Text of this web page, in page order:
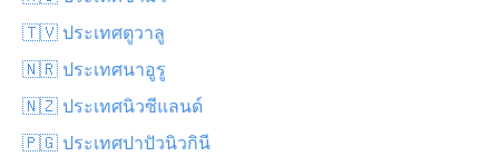
🇹🇻 ประเทศตูวาลู
🇳🇷 ประเทศนาอูรู
🇳🇿 ประเทศนิวซีแลนด์
🇵🇬 ประเทศปาปัวนิวกินี